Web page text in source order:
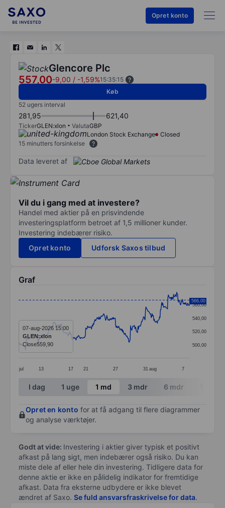
Opret konto
Glencore Plc
557,00-9,00 / -1,59%15:35:15
Køb
52 ugers interval
281,95 621,40
TickerGLEN:xlon ValutaGBP
London Stock Exchange
Closed
15 minutters forsinkelse
Data leveret af
Vil du i gang med at investere?
Handel med aktier på en prisvindende
investeringsplatform betroet af 1,5 millioner kunder.
Investering indebærer risiko.
Opret konto
Udforsk Saxos tilbud
Graf
Line chart with 391 data points.
The chart has 1 X axis displaying categories.
The chart has 1 Y axis displaying values. Data ranges
jul 13 17 21 27 31 aug 7
500,00
520,00
540,00
560,00
566,00
07-aug-2026 15:00
GLEN:xlon
Close559,90
End of interactive chart.
I dag 1 uge 1 md 3 mdr 6 mdr
Opret en konto for at få adgang til flere diagrammer
og analyse værktøjer.
Godt at vide: Investering i aktier giver typisk et positivt
afkast på lang sigt, men indebærer også risiko. Du kan
miste dele af eller hele din investering. Tidligere data for
denne aktie er ikke en pålidelig indikator for fremtidige
afkast. Data fra eksterne udbydere er ikke blevet
ændret af Saxo. Se fuld ansvarsfraskrivelse for data.